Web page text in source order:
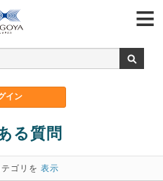
る質問
ゴリを 表示